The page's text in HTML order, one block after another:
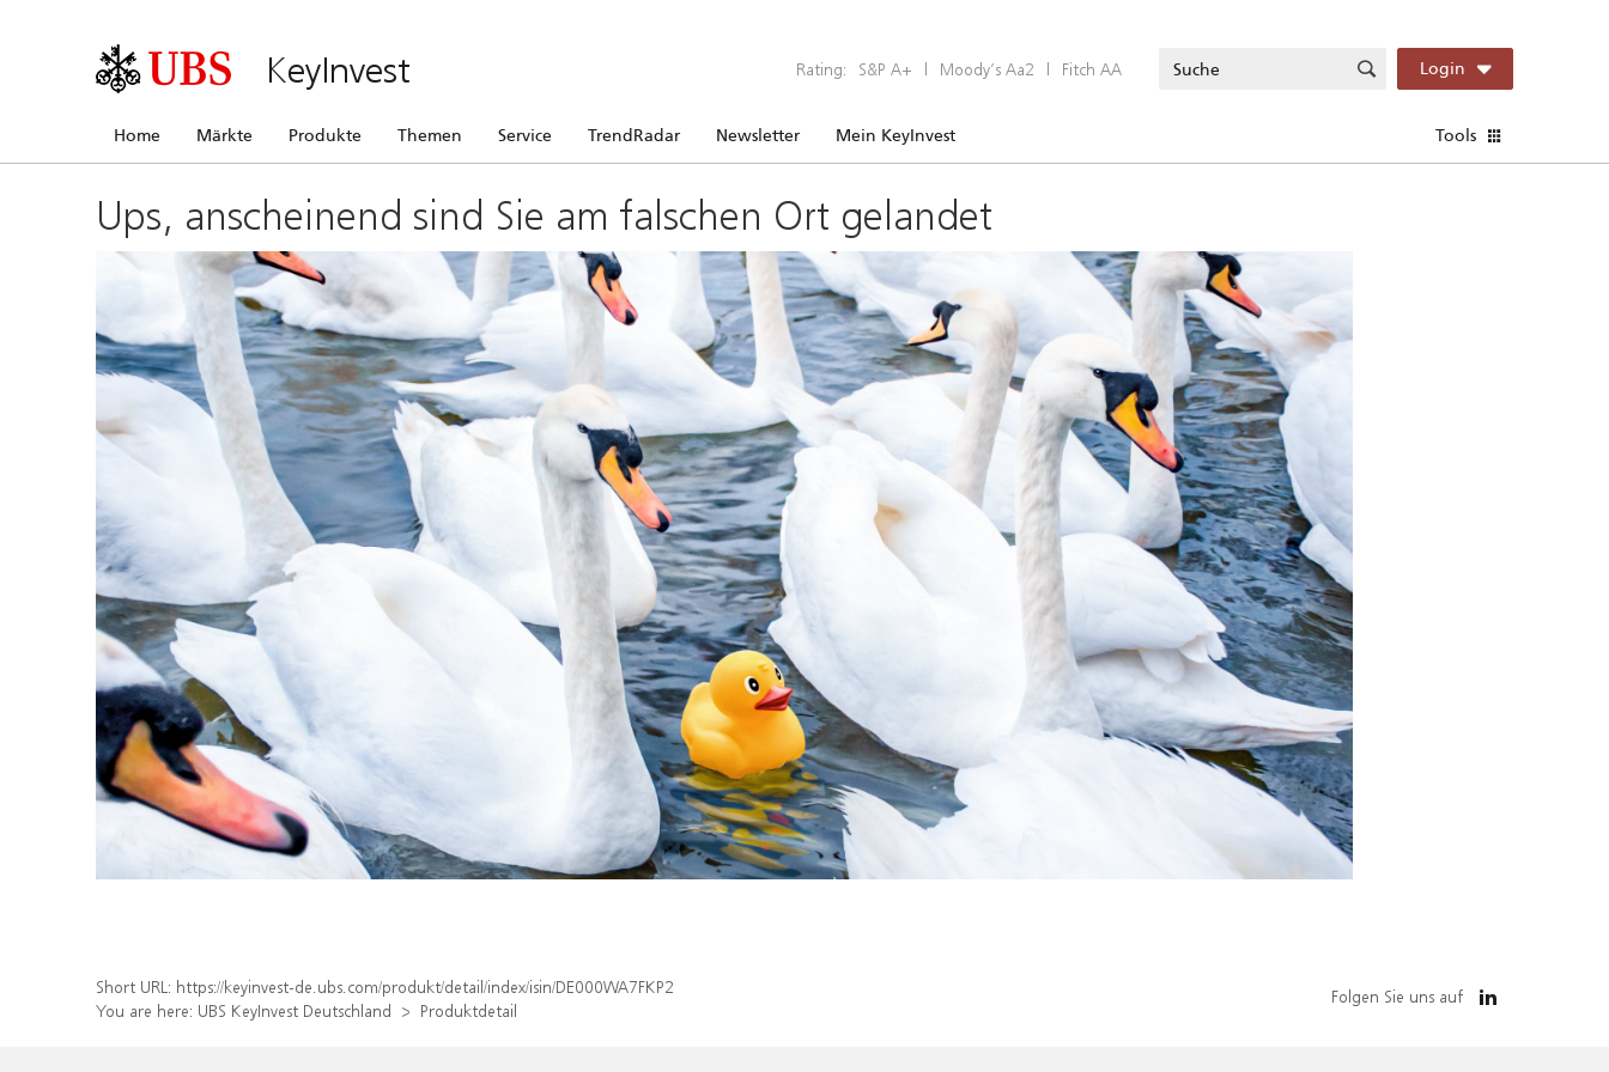
KeyInvest Rating: S&P A+ | Moody’s Aa2 | Fitch AA Login
Home Märkte Produkte Themen Service TrendRadar Newsletter Mein KeyInvest Tools
Ups, anscheinend sind Sie am falschen Ort gelandet
Short URL: https://keyinvest-de.ubs.com/produkt/detail/index/isin/DE000WA7FKP2
You are here: UBS KeyInvest Deutschland Produktdetail
Folgen Sie uns auf